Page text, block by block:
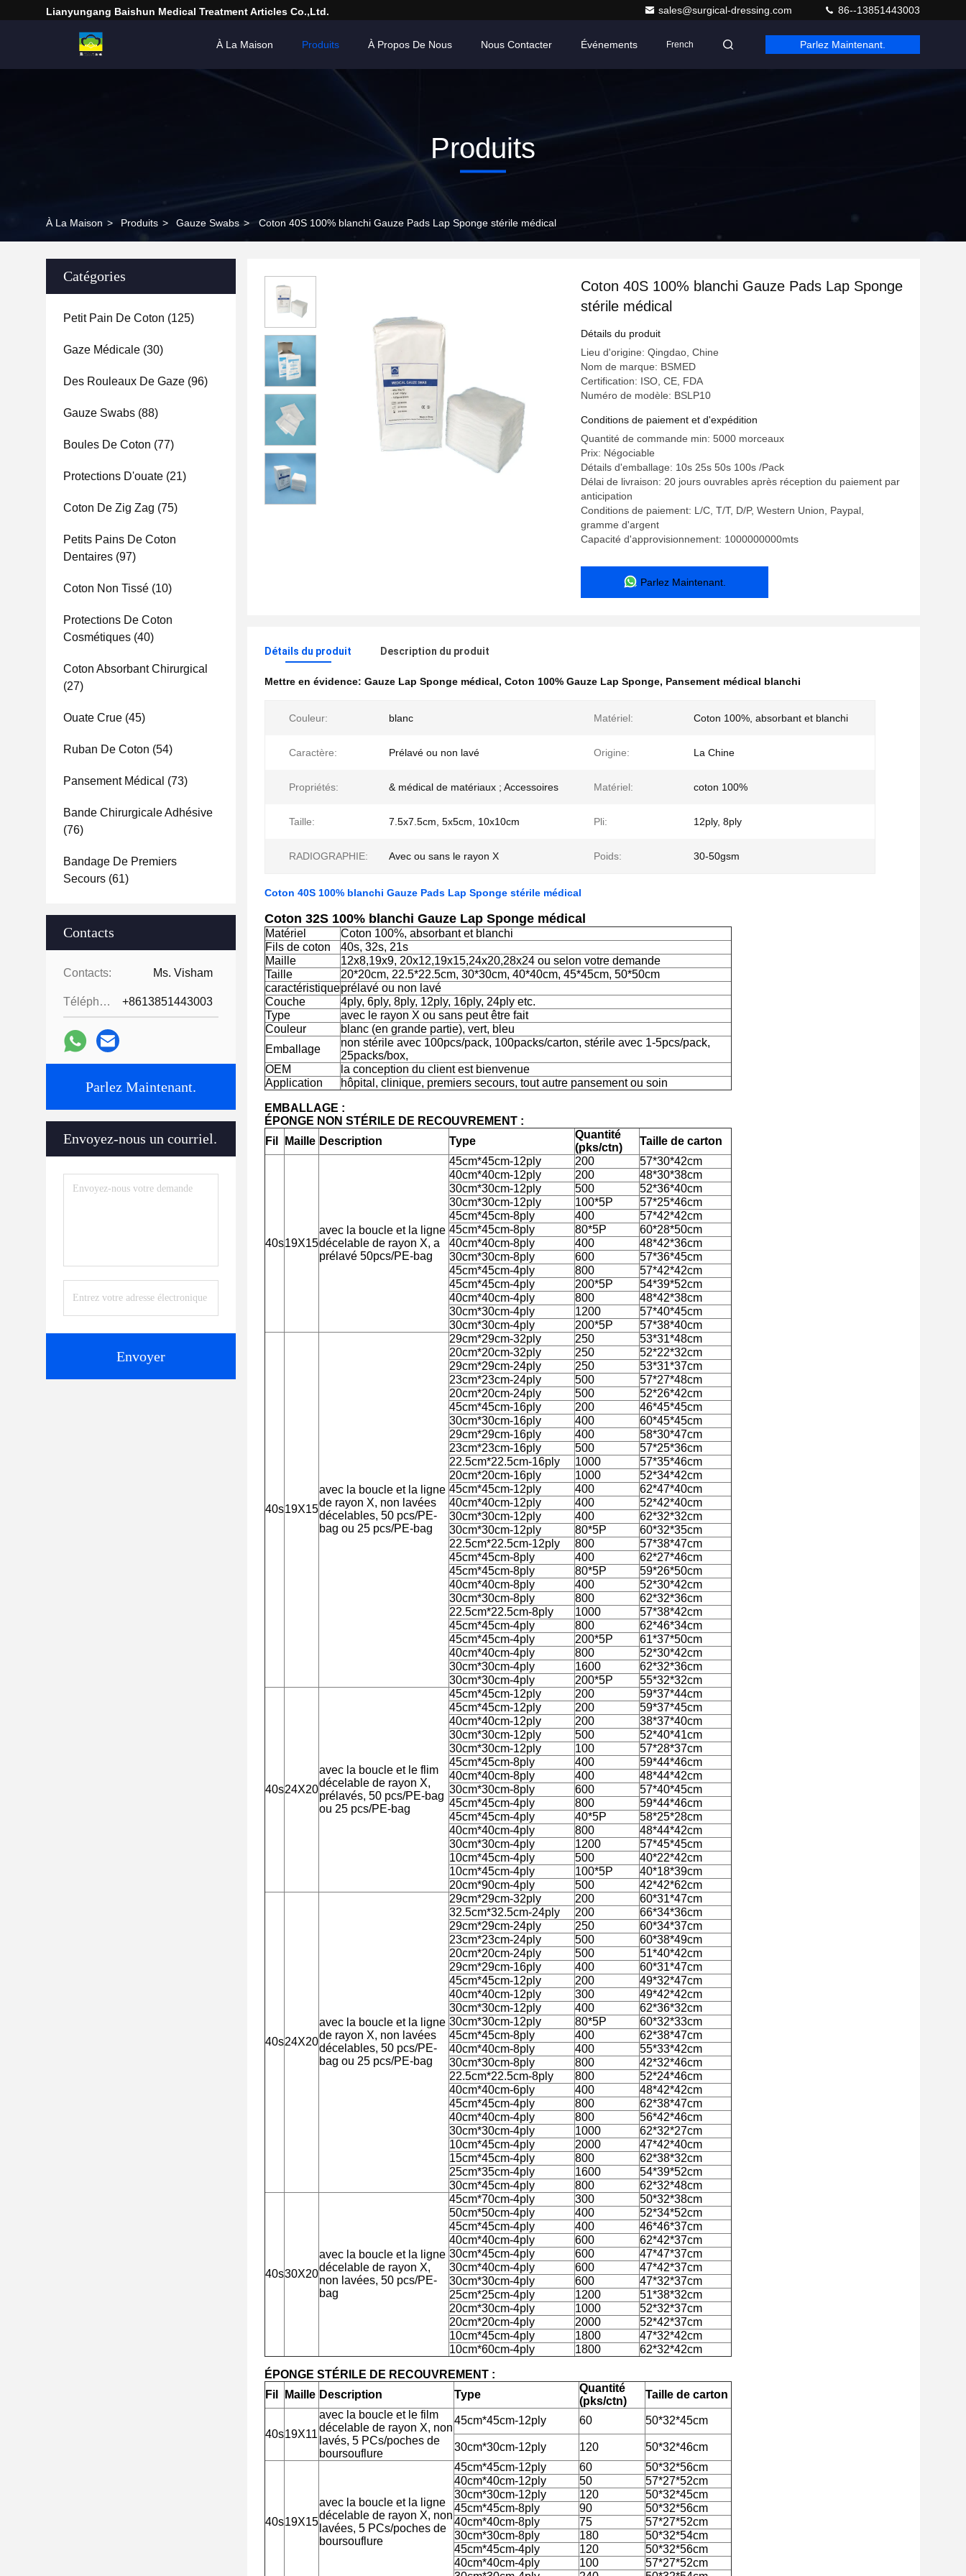
Lianyungang Baishun Medical Treatment Articles Co.,Ltd. sales@surgical-dressing.com 86--13851443003
À La Maison Produits À Propos De Nous Nous Contacter Événements French Parlez Maintenant.
Produits
À La Maison > Produits > Gauze Swabs > Coton 40S 100% blanchi Gauze Pads Lap Sponge stérile médical
Catégories
Petit Pain De Coton (125)
Gaze Médicale (30)
Des Rouleaux De Gaze (96)
Gauze Swabs (88)
Boules De Coton (77)
Protections D'ouate (21)
Coton De Zig Zag (75)
Petits Pains De Coton
Dentaires (97)
Coton Non Tissé (10)
Protections De Coton
Cosmétiques (40)
Coton Absorbant Chirurgical
(27)
Ouate Crue (45)
Ruban De Coton (54)
Pansement Médical (73)
Bande Chirurgicale Adhésive
(76)
Bandage De Premiers
Secours (61)
Contacts
Contacts: Ms. Visham
Téléphone: +8613851443003
Parlez Maintenant.
Envoyez-nous un courriel.
Envoyer
Coton 40S 100% blanchi Gauze Pads Lap Sponge
stérile médical
Détails du produit
Lieu d'origine: Qingdao, Chine
Nom de marque: BSMED
Certification: ISO, CE, FDA
Numéro de modèle: BSLP10
Conditions de paiement et d'expédition
Quantité de commande min: 5000 morceaux
Prix: Négociable
Détails d'emballage: 10s 25s 50s 100s /Pack
Délai de livraison: 20 jours ouvrables après réception du paiement par
anticipation
Conditions de paiement: L/C, T/T, D/P, Western Union, Paypal,
gramme d'argent
Capacité d'approvisionnement: 1000000000mts
Parlez Maintenant.
Détails du produit Description du produit
Mettre en évidence: Gauze Lap Sponge médical, Coton 100% Gauze Lap Sponge, Pansement médical blanchi
Couleur: blanc Matériel: Coton 100%, absorbant et blanchi
Caractère: Prélavé ou non lavé Origine: La Chine
Propriétés: & médical de matériaux ; Accessoires Matériel: coton 100%
Taille: 7.5x7.5cm, 5x5cm, 10x10cm Pli: 12ply, 8ply
RADIOGRAPHIE: Avec ou sans le rayon X Poids: 30-50gsm
Coton 40S 100% blanchi Gauze Pads Lap Sponge stérile médical
Coton 32S 100% blanchi Gauze Lap Sponge médical
Matériel
Coton 100%, absorbant et blanchi
Fils de coton
40s, 32s, 21s
Maille
12x8,19x9, 20x12,19x15,24x20,28x24 ou selon votre demande
Taille
20*20cm, 22.5*22.5cm, 30*30cm, 40*40cm, 45*45cm, 50*50cm
caractéristiqueprélavé ou non lavé
Couche
4ply, 6ply, 8ply, 12ply, 16ply, 24ply etc.
Type
avec le rayon X ou sans peut être fait
Couleur
blanc (en grande partie), vert, bleu
Emballage
non stérile avec 100pcs/pack, 100packs/carton, stérile avec 1-5pcs/pack,
25packs/box,
OEM
la conception du client est bienvenue
Application
hôpital, clinique, premiers secours, tout autre pansement ou soin
EMBALLAGE :
ÉPONGE NON STÉRILE DE RECOUVREMENT :
Fil
Maille Description Type
Quantité
(pks/ctn)
Taille de carton
40s19X15
avec la boucle et la ligne
décelable de rayon X, a
prélavé 50pcs/PE-bag
45cm*45cm-12ply 200
57*30*42cm
40cm*40cm-12ply
200
48*30*38cm
30cm*30cm-12ply
500
52*36*40cm
30cm*30cm-12ply
100*5P
57*25*46cm
45cm*45cm-8ply
400
57*42*42cm
45cm*45cm-8ply
80*5P
60*28*50cm
40cm*40cm-8ply
400
48*42*36cm
30cm*30cm-8ply
600
57*36*45cm
45cm*45cm-4ply
800
57*42*42cm
45cm*45cm-4ply
200*5P
54*39*52cm
40cm*40cm-4ply
800
48*42*38cm
30cm*30cm-4ply
1200
57*40*45cm
30cm*30cm-4ply
200*5P 57*38*40cm
40s19X15
avec la boucle et la ligne
de rayon X, non lavées
décelables, 50 pcs/PE-
bag ou 25 pcs/PE-bag
29cm*29cm-32ply 250
53*31*48cm
20cm*20cm-32ply
250
52*22*32cm
29cm*29cm-24ply
250
53*31*37cm
23cm*23cm-24ply
500
57*27*48cm
20cm*20cm-24ply
500
52*26*42cm
45cm*45cm-16ply
200
46*45*45cm
30cm*30cm-16ply
400
60*45*45cm
29cm*29cm-16ply
400
58*30*47cm
23cm*23cm-16ply
500
57*25*36cm
22.5cm*22.5cm-16ply
1000
57*35*46cm
20cm*20cm-16ply
1000
52*34*42cm
45cm*45cm-12ply
400
62*47*40cm
40cm*40cm-12ply
400
52*42*40cm
30cm*30cm-12ply
400
62*32*32cm
30cm*30cm-12ply
80*5P
60*32*35cm
22.5cm*22.5cm-12ply
800
57*38*47cm
45cm*45cm-8ply
400
62*27*46cm
45cm*45cm-8ply
80*5P
59*26*50cm
40cm*40cm-8ply
400
52*30*42cm
30cm*30cm-8ply
800
62*32*36cm
22.5cm*22.5cm-8ply
1000
57*38*42cm
45cm*45cm-4ply
800
62*46*34cm
45cm*45cm-4ply
200*5P
61*37*50cm
40cm*40cm-4ply
800
52*30*42cm
30cm*30cm-4ply
1600
62*32*36cm
30cm*30cm-4ply
200*5P 55*32*32cm
40s24X20
avec la boucle et le flim
décelable de rayon X,
prélavés, 50 pcs/PE-bag
ou 25 pcs/PE-bag
45cm*45cm-12ply 200
59*37*44cm
45cm*45cm-12ply
200
59*37*45cm
40cm*40cm-12ply
200
38*37*40cm
30cm*30cm-12ply
500
52*40*41cm
30cm*30cm-12ply
100
57*28*37cm
45cm*45cm-8ply
400
59*44*46cm
40cm*40cm-8ply
400
48*44*42cm
30cm*30cm-8ply
600
57*40*45cm
45cm*45cm-4ply
800
59*44*46cm
45cm*45cm-4ply
40*5P
58*25*28cm
40cm*40cm-4ply
800
48*44*42cm
30cm*30cm-4ply
1200
57*45*45cm
10cm*45cm-4ply
500
40*22*42cm
10cm*45cm-4ply
100*5P
40*18*39cm
20cm*90cm-4ply
500 42*42*62cm
40s24X20
avec la boucle et la ligne
de rayon X, non lavées
décelables, 50 pcs/PE-
bag ou 25 pcs/PE-bag
29cm*29cm-32ply 200
60*31*47cm
32.5cm*32.5cm-24ply
200
66*34*36cm
29cm*29cm-24ply
250
60*34*37cm
23cm*23cm-24ply
500
60*38*49cm
20cm*20cm-24ply
500
51*40*42cm
29cm*29cm-16ply
400
60*31*47cm
45cm*45cm-12ply
200
49*32*47cm
40cm*40cm-12ply
300
49*42*42cm
30cm*30cm-12ply
400
62*36*32cm
30cm*30cm-12ply
80*5P
60*32*33cm
45cm*45cm-8ply
400
62*38*47cm
40cm*40cm-8ply
400
55*33*42cm
30cm*30cm-8ply
800
42*32*46cm
22.5cm*22.5cm-8ply
800
52*24*46cm
40cm*40cm-6ply
400
48*42*42cm
45cm*45cm-4ply
800
62*38*47cm
40cm*40cm-4ply
800
56*42*46cm
30cm*30cm-4ply
1000
62*32*27cm
10cm*45cm-4ply
2000
47*42*40cm
15cm*45cm-4ply
800
62*38*32cm
25cm*35cm-4ply
1600
54*39*52cm
30cm*45cm-4ply
800 62*32*48cm
40s30X20
avec la boucle et la ligne
décelable de rayon X,
non lavées, 50 pcs/PE-
bag
45cm*70cm-4ply 300
50*32*38cm
50cm*50cm-4ply
400
52*34*52cm
45cm*45cm-4ply
400
46*46*37cm
40cm*40cm-4ply
600
62*42*37cm
30cm*45cm-4ply
600
47*47*37cm
30cm*40cm-4ply
600
47*42*37cm
30cm*30cm-4ply
600
47*32*37cm
25cm*25cm-4ply
1200
51*38*32cm
20cm*30cm-4ply
1000
52*32*37cm
20cm*20cm-4ply
2000
52*42*37cm
10cm*45cm-4ply
1800
47*32*42cm
10cm*60cm-4ply
1800 62*32*42cm
ÉPONGE STÉRILE DE RECOUVREMENT :
Fil
Maille Description Type
Quantité
(pks/ctn)
Taille de carton
40s19X11
avec la boucle et le film
décelable de rayon X, non
lavés, 5 PCs/poches de
boursouflure
45cm*45cm-12ply 60 50*32*45cm
30cm*30cm-12ply 120 50*32*46cm
40s19X15
avec la boucle et la ligne
décelable de rayon X, non
lavées, 5 PCs/poches de
boursouflure
45cm*45cm-12ply 60
50*32*56cm
40cm*40cm-12ply
50
57*27*52cm
30cm*30cm-12ply
120
50*32*45cm
45cm*45cm-8ply
90
50*32*56cm
40cm*40cm-8ply
75
57*27*52cm
30cm*30cm-8ply
180
50*32*54cm
45cm*45cm-4ply
120
50*32*56cm
40cm*40cm-4ply
100
57*27*52cm